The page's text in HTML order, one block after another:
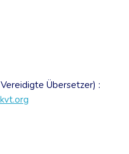
Übersetzer) :